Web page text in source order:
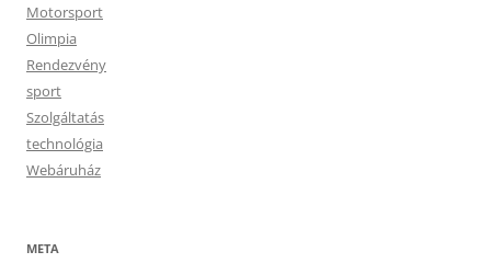
Motorsport
Olimpia
Rendezvény
sport
Szolgáltatás
technológia
Webáruház
META